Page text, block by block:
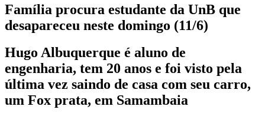
Família procura estudante da UnB que
desapareceu neste domingo (11/6)
Hugo Albuquerque é aluno de
engenharia, tem 20 anos e foi visto pela
última vez saindo de casa com seu carro,
um Fox prata, em Samambaia